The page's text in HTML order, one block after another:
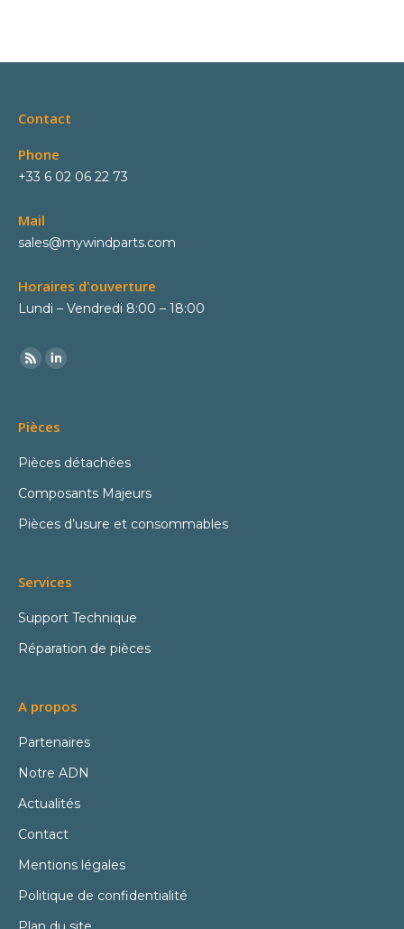
Contact
Phone
+33 6 02 06 22 73
Mail
sales@mywindparts.com
Horaires d'ouverture
Lundi – Vendredi 8:00 – 18:00
Pièces
Pièces détachées
Composants Majeurs
Pièces d’usure et consommables
Services
Support Technique
Réparation de pièces
A propos
Partenaires
Notre ADN
Actualités
Contact
Mentions légales
Politique de confidentialité